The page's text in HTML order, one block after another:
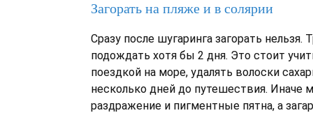
Загорать на пляже и в солярии
Сразу после шугаринга загорать нельзя.
подождать хотя бы 2 дня. Это стоит
поездкой на море, удалять волоски
несколько дней до путешествия. Иначе
раздражение и пигментные пятна, а